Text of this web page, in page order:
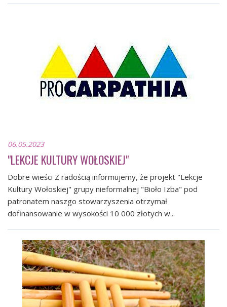
06.05.2023
"LEKCJE KULTURY WOŁOSKIEJ"
Dobre wieści Z radością informujemy, że projekt "Lekcje
Kultury Wołoskiej" grupy nieformalnej "Bioło Izba" pod
patronatem naszgo stowarzyszenia otrzymał
dofinansowanie w wysokości 10 000 złotych w...